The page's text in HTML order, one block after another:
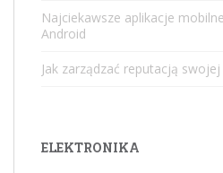
Najciekawsze aplikacje
Android
Jak zarządzać reputacją
ELEKTRONIKA